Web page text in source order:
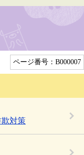
ページ番号：B000007
対策